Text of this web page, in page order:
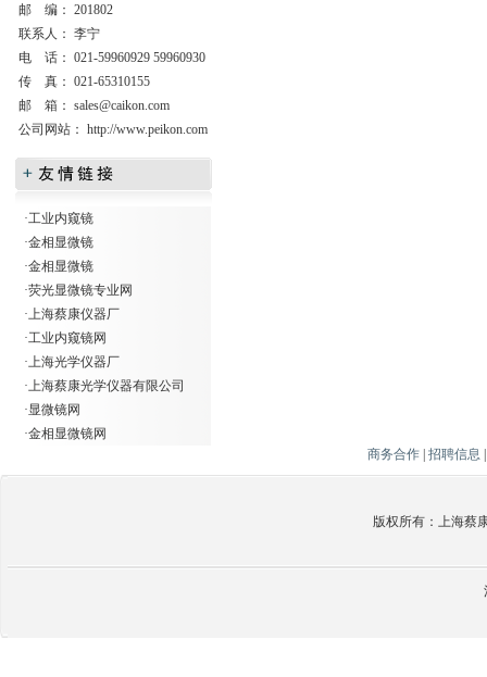
邮 编： 201802
联系人： 李宁
电 话： 021-59960929 59960930
传 真： 021-65310155
邮 箱： sales@caikon.com
公司网站： http://www.peikon.com
·工业内窥镜
·金相显微镜
·金相显微镜
·荧光显微镜专业网
·上海蔡康仪器厂
·工业内窥镜网
·上海光学仪器厂
·上海蔡康光学仪器有限公司
·显微镜网
·金相显微镜网
商务合作 招聘信息
版权所有：上海蔡